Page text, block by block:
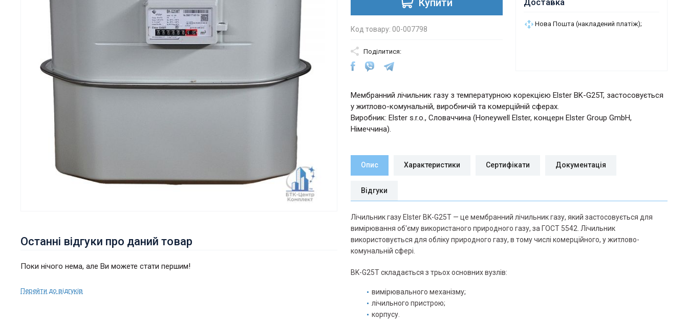
Останні відгуки про даний товар
Поки нічого нема, але Ви можете стати першим!
Перейти до відгуків
Купити
Код товару: 00-007798
Поділитися:
Доставка
Нова Пошта (накладений платіж);
Мембранний лічильник газу з температурною корекцією Elster BK-G25T, застосовується
у житлово-комунальній, виробничій та комерційній сферах.
Виробник: Elster s.r.o., Словаччина (Honeywell Elster, концерн Elster Group GmbH,
Німеччина).
Опис Характеристики Сертифікати Документація
Відгуки
Лічильник газу Elster BK-G25T — це мембранний лічильник газу, який застосовується для
вимірювання об'єму використаного природного газу, за ГОСТ 5542. Лічильник
використовується для обліку природного газу, в тому числі комерційного, у житлово-
комунальній сфері.
BK-G25T складається з трьох основних вузлів:
вимірювального механізму;
лічильного пристрою;
корпусу.